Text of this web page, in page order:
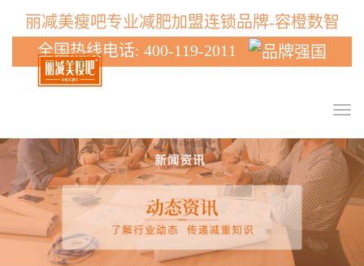
丽减美瘦吧专业减肥加盟连锁品牌-容橙数智
全国热线电话: 400-119-2011
T
g
g
n
v